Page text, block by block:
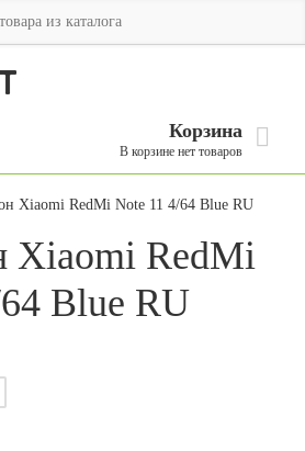
Корзина
В корзине нет товаров
Xiaomi RedMi Note 11 4/64 Blue RU
Xiaomi RedMi
Blue RU